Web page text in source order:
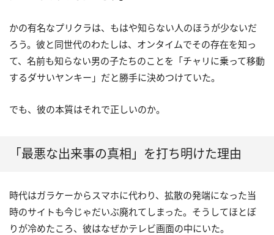
かの有名なプリクラは、もはや知らない人のほうが少ないだ
ろう。彼と同世代のわたしは、オンタイムでその存在を知っ
て、名前も知らない男の子たちのことを「チャリに乗って移動
するダサいヤンキー」だと勝手に決めつけていた。
でも、彼の本質はそれで正しいのか。
「最悪な出来事の真相」を打ち明けた理由
時代はガラケーからスマホに代わり、拡散の発端になった当
時のサイトも今じゃだいぶ廃れてしまった。そうしてほとぼ
りが冷めたころ、彼はなぜかテレビ画面の中にいた。